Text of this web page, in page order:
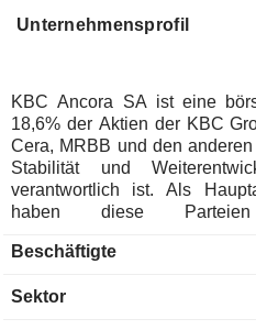
Unternehmensprofil
KBC Ancora SA ist eine
18,6% der Aktien der KBC
Cera, MRBB und den
Stabilität und
verantwortlich ist. Als
haben diese
Beschäftigte
Sektor